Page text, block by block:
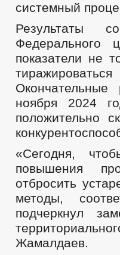
системный
Результаты
Федерального
показатели не
ноября 2024
положительно
«Сегодня,
повышения
отбросить
методы,
подчеркнул
Жамалдаев.